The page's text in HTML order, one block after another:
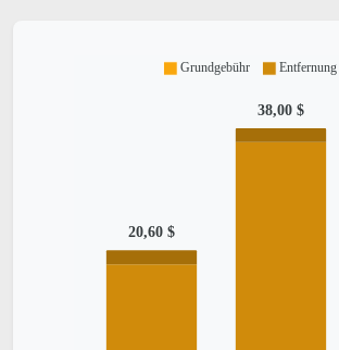
20,60 $
38,00 $
Grundgebühr Entfernung